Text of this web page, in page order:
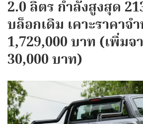
2.0 ลิตร กำลังสูงสุด
บล็อกเดิม เคาะราคาจ
1,729,000 บาท (เพิ่ม
30,000 บาท)